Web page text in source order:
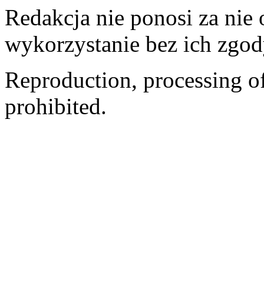
Redakcja nie ponosi za
wykorzystanie bez ich
Reproduction, processing
prohibited.